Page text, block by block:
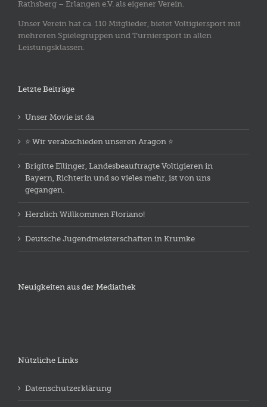
Rathsberg – Erlangen e.V. als eigener Verein.
Unser Verein hat ca. 110 Mitglieder, bietet Voltigiersport mit
mehreren Spielegruppen und Turniersport in allen
Leistungsklassen.
Letzte Beiträge
Unser Movie ist da
⭐️ Wir verabschieden unseren Aragon ⭐️
Brigitte Ellinger, Landesbeauftragte Voltigieren in
Bayern, Richterin und so vieles mehr, ist von uns
gegangen.
Herzlich Willkommen Floriano!
Deutsche Jugendmeisterschaften in Krumke
Neuigkeiten aus der Mediathek
Nützliche Links
Datenschutzerklärung